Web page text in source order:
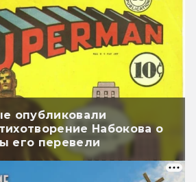
опубликовали
Набокова о
его перевели